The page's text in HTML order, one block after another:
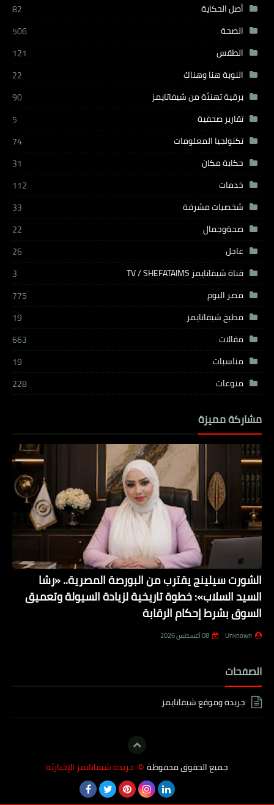
أصل الحكاية
82
الصحة
506
الطقس
121
النوبة هنا وهناك
22
برقية تهنئة من شيفاتايمز
90
تقارير صحفية
5
تكنولجيا المعلومات
74
حكاية مكان
31
خدمات
112
شخصيات مشرفة
33
صحةوجمال
22
عاجل
26
قناة شيفاتايمز TV / SHEFATAIMS
3
مصر اليوم
775
مطبخ شيفاتايمز
19
مقالات
663
مناسبات
19
منوعات
228
مشاركة مميزة
الشورت سيلينج يقترب من البورصة المصرية.. «رشا
السيد السلاب»: خطوة تاريخية لزيادة السيولة وتعميق
السوق بشرط إحكام الرقابة
Unknown 08 أغسطس 2026
الصفحات
جريدة وموقع شيفاتايمز
جميع الحقوق محفوظة © جريدة شيفاتايمز الإخباريّة